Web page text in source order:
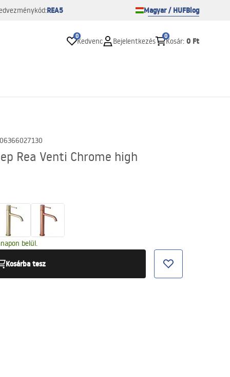
REA5 Magyar / HUFBlog
0
Kedvenc Bejelentkezés
0
Kosár: 0 Ft
Rea Venti Chrome high
belül.
Kosárba tesz